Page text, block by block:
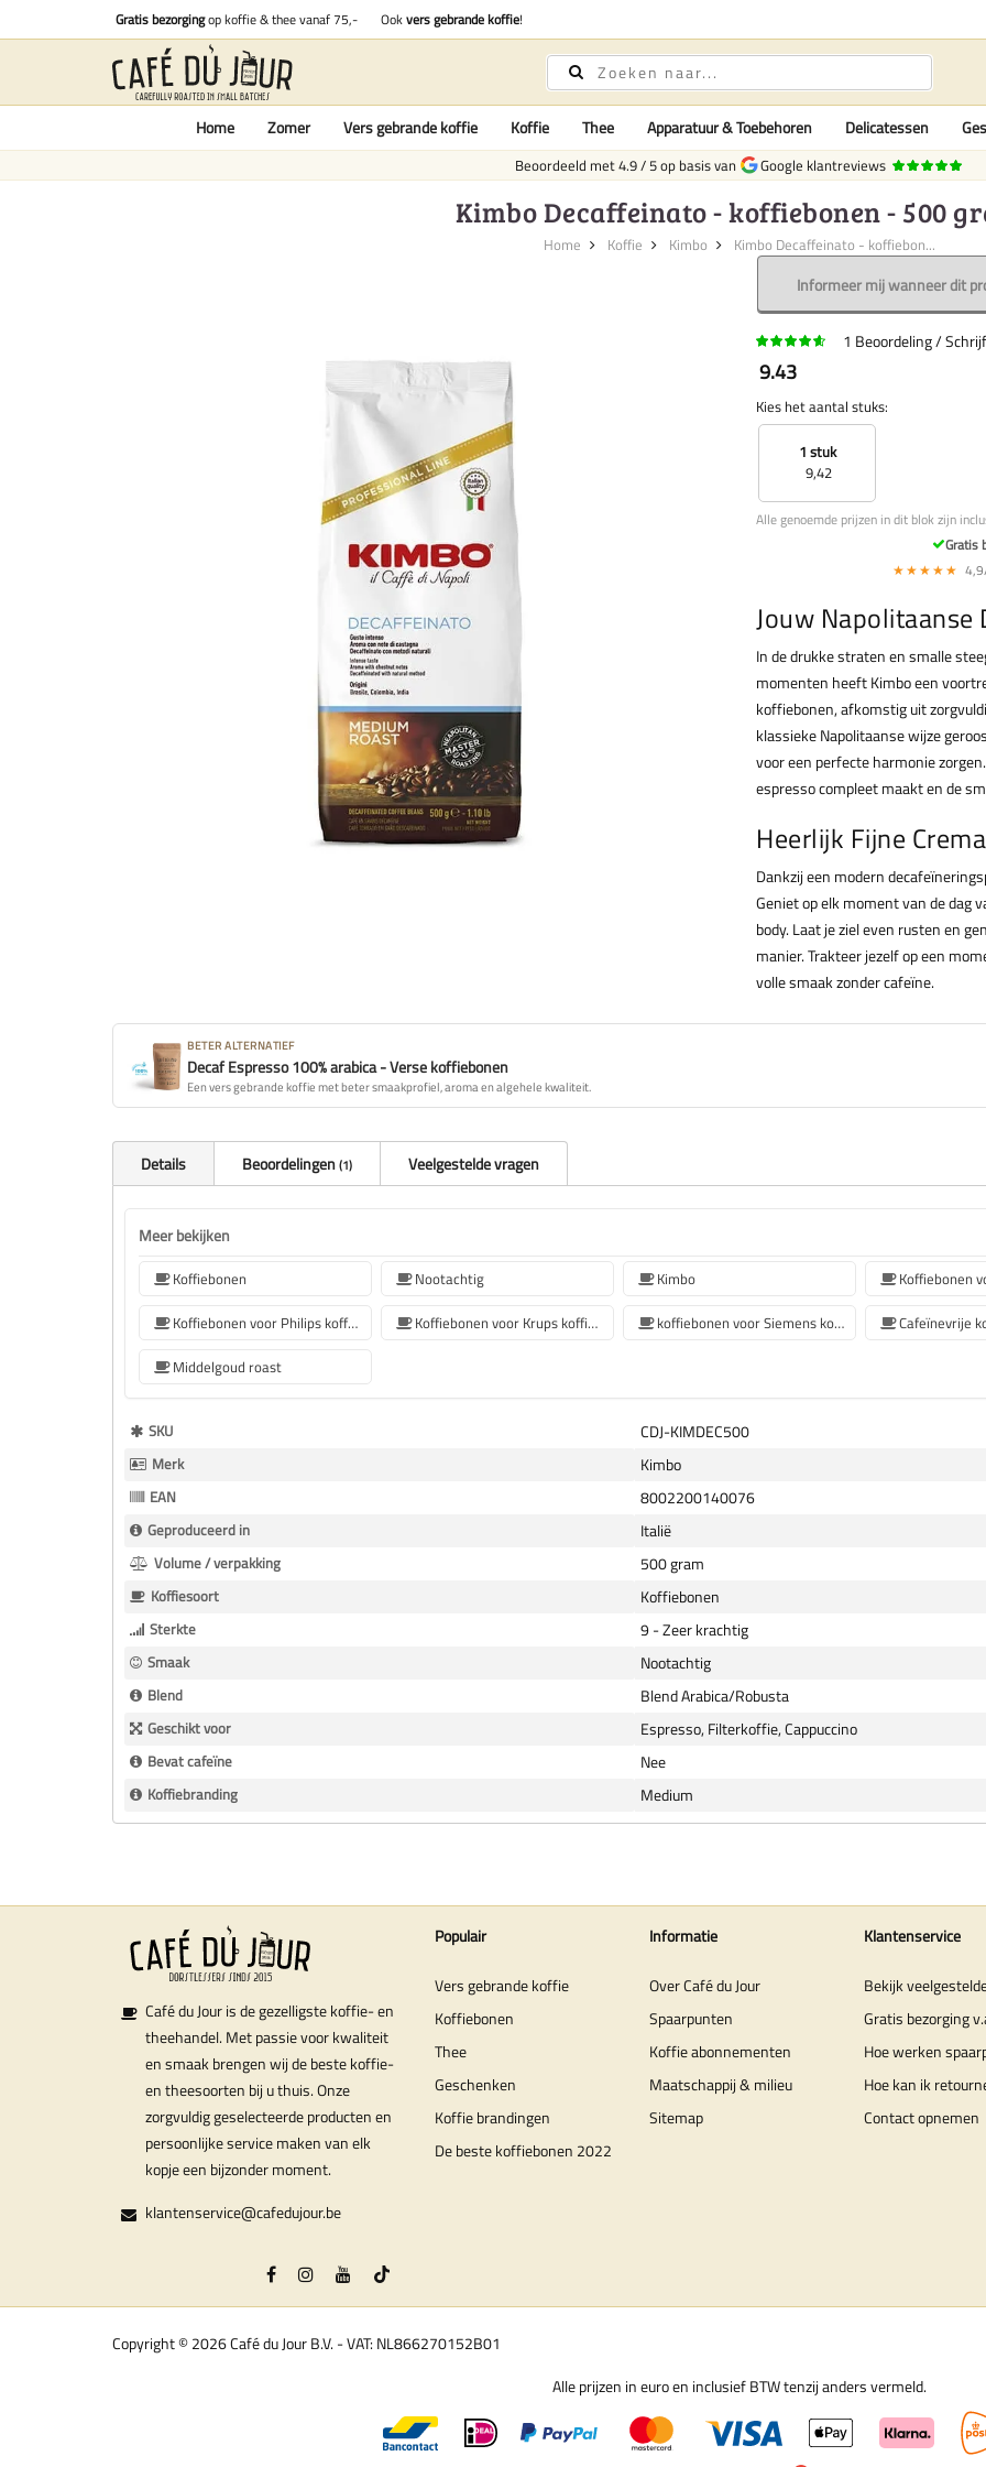
Gratis bezorgingop koffie & thee vanaf 75,- Ookvers gebrande koffie!
Home Zomer Vers gebrande koffie Koffie Thee Apparatuur & Toebehoren Delicatessen
Beoordeeld met4.9/5op basis van Google klantreviews
Kimbo Decaffeinato - koffiebonen - 500
Home Koffie Kimbo Kimbo Decaffeinato - koffiebon...
Informeer mij wanneer dit
1 Beoordeling
9.43
Kies het aantal stuks:
1 stuk
9,42
Alle genoemde prijzen in dit blok zijn
Gratis
★★★★★
Jouw Napolitaanse
In de drukke straten en smalle
momenten heeft Kimbo een
koffiebonen, afkomstig uit
klassieke Napolitaanse wijze
voor een perfecte harmonie
espresso compleet maakt en de
Heerlijk Fijne Crema
Dankzij een modern
Geniet op elk moment van de dag
body. Laat je ziel even rusten en
manier. Trakteer jezelf op een
volle smaak zonder cafeïne.
BETER ALTERNATIEF
Decaf Espresso 100% arabica - Verse koffiebonen
Een vers gebrande koffie met beter smaakprofiel, aroma en algehele kwaliteit.
Details Beoordelingen 1 Veelgestelde vragen
Meer bekijken
Koffiebonen Nootachtig Kimbo
Koffiebonen voor Philips koffiemachine
Koffiebonen voor Krups koffiemachine koffiebonen voor Siemens koffiemachine Cafeïnevrije
Middelgoud roast
Meer
Informatie
SKU CDJ-KIMDEC500
Merk Kimbo
EAN 8002200140076
Geproduceerd in Italië
Volume / verpakking 500 gram
Koffiesoort Koffiebonen
Sterkte 9 - Zeer krachtig
Smaak Nootachtig
Blend Blend Arabica/Robusta
Geschikt voor Espresso, Filterkoffie, Cappuccino
Bevat cafeïne Nee
Koffiebranding Medium
Café du Jour is de gezelligste koffie- en
theehandel. Met passie voor kwaliteit
en smaak brengen wij de beste koffie-
en theesoorten bij u thuis. Onze
zorgvuldig geselecteerde producten en
persoonlijke service maken van elk
kopje een bijzonder moment.
klantenservice@cafedujour.be
Populair
Vers gebrande koffie
Koffiebonen
Thee
Geschenken
Koffie brandingen
De beste koffiebonen 2022
Informatie
Over Café du Jour
Spaarpunten
Koffie abonnementen
Maatschappij & milieu
Sitemap
Klantenservice
Bekijk
Gratis bezorging
Hoe werken
Hoe kan ik
Contact opnemen
Copyright © 2026 Café du Jour B.V. - VAT: NL866270152B01
Alle prijzen in euro en inclusief BTW tenzij anders vermeld.